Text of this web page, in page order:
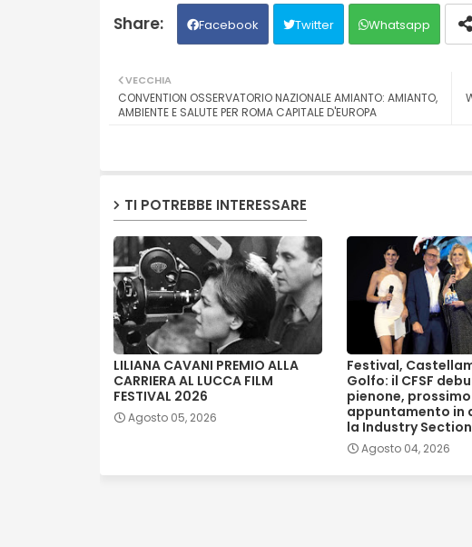
Facebook Twitter Whatsapp
VECCHIA
CONVENTION OSSERVATORIO NAZIONALE AMIANTO: AMIANTO,
AMBIENTE E SALUTE PER ROMA CAPITALE D'EUROPA
TI POTREBBE INTERESSARE
LILIANA CAVANI PREMIO ALLA
CARRIERA AL LUCCA FILM
FESTIVAL 2026
Agosto 05, 2026
Festival,
Golfo: il CFSF
pienone, prossimo
appuntamento in
la Industry Section
Agosto 04, 2026